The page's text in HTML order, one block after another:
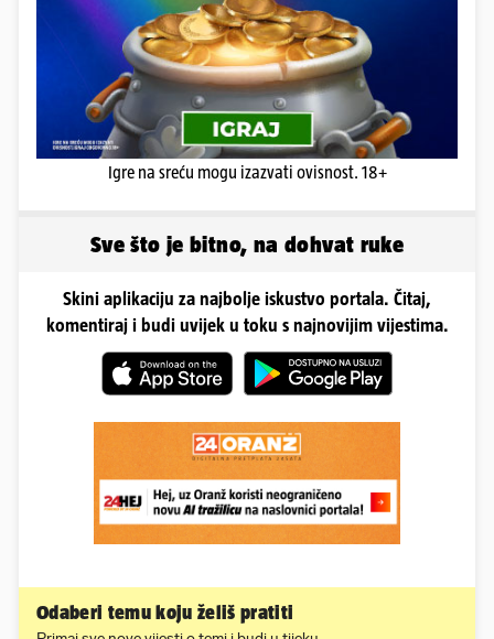
Igre na sreću mogu izazvati ovisnost. 18+
Sve što je bitno, na dohvat ruke
Skini aplikaciju za najbolje iskustvo portala. Čitaj,
komentiraj i budi uvijek u toku s najnovijim vijestima.
Odaberi temu koju želiš pratiti